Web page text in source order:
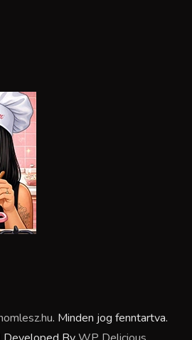
. Minden jog fenntartva.